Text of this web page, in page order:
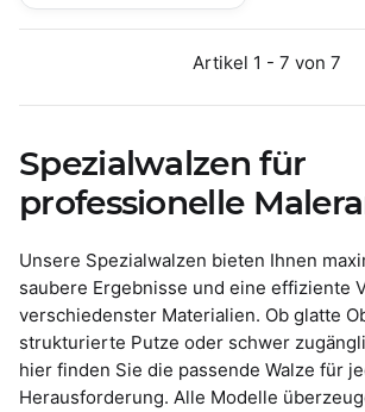
Artikel 1 - 7 von 7
Spezialwalzen für
professionelle
Unsere Spezialwalzen bieten Ihnen
saubere Ergebnisse und eine effiziente
verschiedenster Materialien. Ob glatte
strukturierte Putze oder schwer
hier finden Sie die passende Walze für
Herausforderung. Alle Modelle